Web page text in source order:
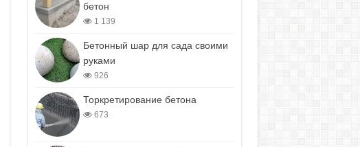
бетон
1 139
Бетонный шар для сада своими
руками
926
Торкретирование бетона
673